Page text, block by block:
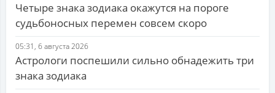
Четыре знака зодиака окажутся на пороге
судьбоносных перемен совсем скоро
05:31, 6 августа 2026
Астрологи поспешили сильно обнадежить три
знака зодиака